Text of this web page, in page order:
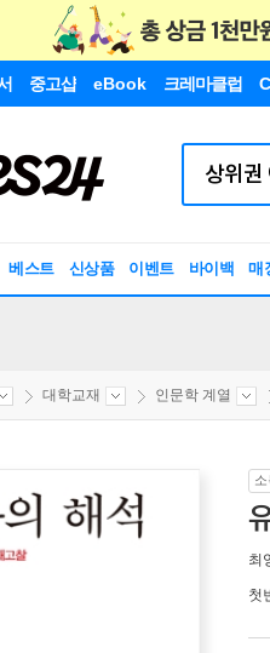
중고샵 eBook 크레마클럽
베스트 신상품 이벤트 바이백 매
대학교재 인문학 계열
최
첫